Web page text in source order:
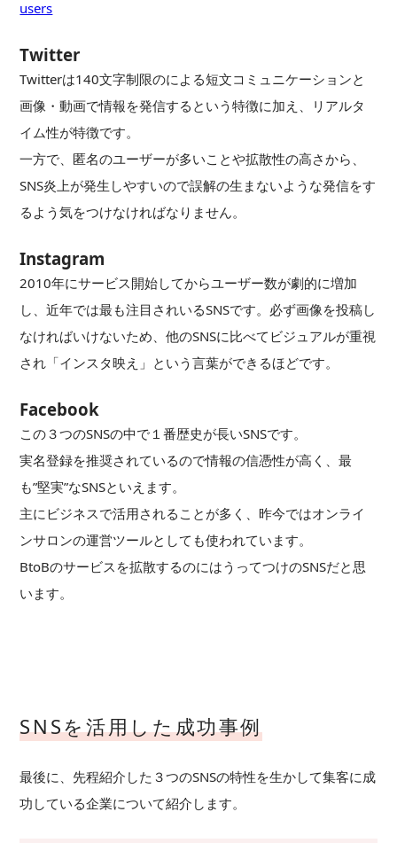
users
Twitter
Twitterは140文字制限のによる短文コミュニケーションと
画像・動画で情報を発信するという特徴に加え、リアルタ
イム性が特徴です。
一方で、匿名のユーザーが多いことや拡散性の高さから、
SNS炎上が発生しやすいので誤解の生まないような発信をす
るよう気をつけなければなりません。
Instagram
2010年にサービス開始してからユーザー数が劇的に増加
し、近年では最も注目されいるSNSです。必ず画像を投稿し
なければいけないため、他のSNSに比べてビジュアルが重視
され「インスタ映え」という言葉ができるほどです。
Facebook
この３つのSNSの中で１番歴史が長いSNSです。
実名登録を推奨されているので情報の信憑性が高く、最
も”堅実”なSNSといえます。
主にビジネスで活用されることが多く、昨今ではオンライ
ンサロンの運営ツールとしても使われています。
BtoBのサービスを拡散するのにはうってつけのSNSだと思
います。
SNSを活用した成功事例
最後に、先程紹介した３つのSNSの特性を生かして集客に成
功している企業について紹介します。